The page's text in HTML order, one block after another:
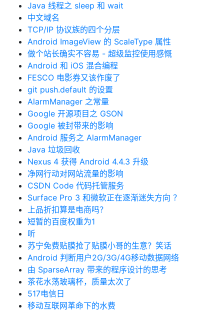
Java 线程之 sleep 和 wait
中文域名
TCP/IP 协议族的四个分层
Android ImageView 的 ScaleType 属性
做个站长确实不容易 - 超级监控使用感慨
Android 和 iOS 混合编程
FESCO 电影券又该作废了
git push.default 的设置
AlarmManager 之常量
Google 开源项目之 GSON
Google 被封带来的影响
Android 服务之 AlarmManager
Java 垃圾回收
Nexus 4 获得 Android 4.4.3 升级
净网行动对网站流量的影响
CSDN Code 代码托管服务
Surface Pro 3 和微软正在逐渐迷失方向 ？
上品折扣算是电商吗？
短暂的百度权重为1
听
苏宁免费贴膜抢了贴膜小哥的生意？笑话
Android 判断用户2G/3G/4G移动数据网络
由 SparseArray 带来的程序设计的思考
茶花水荡玻璃杯，质量太次了
517电信日
移动互联网革命下的水费